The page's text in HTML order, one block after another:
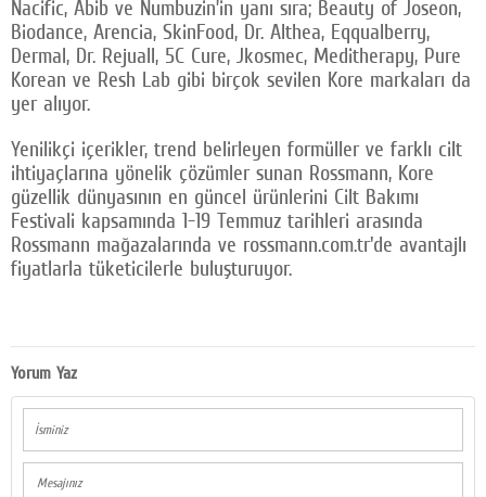
Nacific, Abib ve Numbuzin’in yanı sıra; Beauty of Joseon,
Biodance, Arencia, SkinFood, Dr. Althea, Eqqualberry,
Dermal, Dr. Rejuall, 5C Cure, Jkosmec, Meditherapy, Pure
Korean ve Resh Lab gibi birçok sevilen Kore markaları da
yer alıyor.
Yenilikçi içerikler, trend belirleyen formüller ve farklı cilt
ihtiyaçlarına yönelik çözümler sunan Rossmann, Kore
güzellik dünyasının en güncel ürünlerini Cilt Bakımı
Festivali kapsamında 1-19 Temmuz tarihleri arasında
Rossmann mağazalarında ve rossmann.com.tr'de avantajlı
fiyatlarla tüketicilerle buluşturuyor.
Yorum Yaz